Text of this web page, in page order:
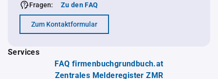
Fragen:
Zu den FAQ
Zum Kontaktformular
Services
FAQ firmenbuchgrundbuch.at
Zentrales Melderegister ZMR